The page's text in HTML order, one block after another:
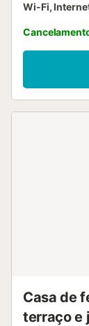
Wi-Fi,
Casa de
terraço e